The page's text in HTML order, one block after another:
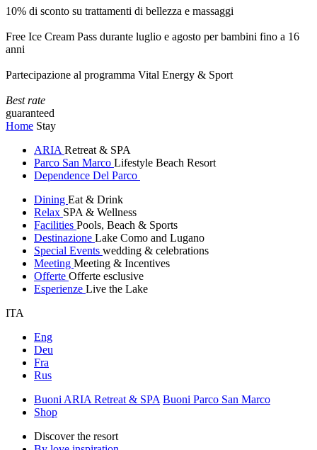
10% di sconto su trattamenti di bellezza e massaggi
Free Ice Cream Pass durante luglio e agosto per bambini fino a 16
anni
Partecipazione al programma Vital Energy & Sport
Best rate
guaranteed
Home Stay
ARIA Retreat & SPA
Parco San Marco Lifestyle Beach Resort
Dependence Del Parco
Dining Eat & Drink
Relax SPA & Wellness
Facilities Pools, Beach & Sports
Destinazione Lake Como and Lugano
Special Events wedding & celebrations
Meeting Meeting & Incentives
Offerte Offerte esclusive
Esperienze Live the Lake
ITA
Eng
Deu
Fra
Rus
Buoni ARIA Retreat & SPA Buoni Parco San Marco
Shop
Discover the resort